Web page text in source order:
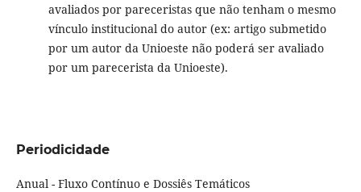
avaliados por pareceristas que não tenham o mesmo
vínculo institucional do autor (ex: artigo submetido
por um autor da Unioeste não poderá ser avaliado
por um parecerista da Unioeste).
Periodicidade
Anual - Fluxo Contínuo e Dossiês Temáticos